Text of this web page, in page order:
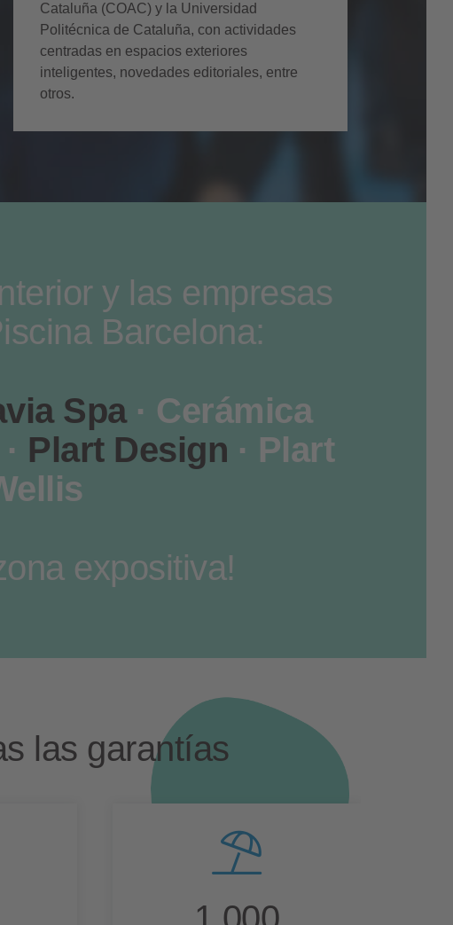
Cataluña (COAC) y la Universidad
Politécnica de Cataluña, con actividades
centradas en espacios exteriores
inteligentes, novedades editoriales, entre
otros.
y las empresas
Barcelona:
Spa· Cerámica
Plart Design · Plart
expositiva!
las garantías